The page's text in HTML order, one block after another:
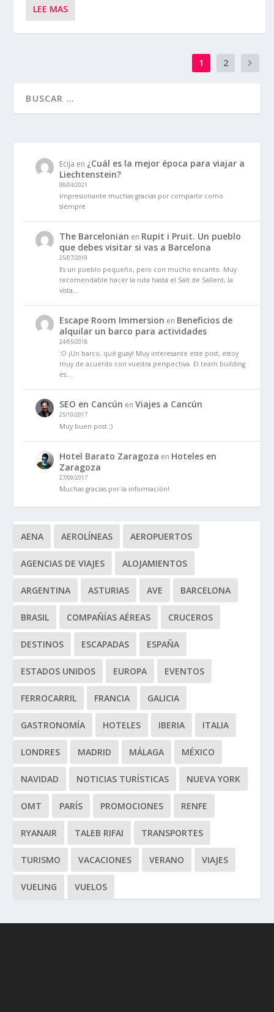
LEE MAS
1 2
Ecija en ¿Cuál es la mejor época para viajar a
Liechtenstein?
08/04/2021
Impresionante muchas gracias por compartir como
siempre
The Barcelonian en Rupit i Pruit. Un pueblo
que debes visitar si vas a Barcelona
25/07/2019
Es un pueblo pequeño, pero con mucho encanto. Muy
recomendable hacer la ruta hasta el Salt de Sallent, la
vista…
Escape Room Immersion en Beneficios de
alquilar un barco para actividades
24/05/2018
:O ¡Un barco, qué guay! Muy interesante este post, estoy
muy de acuerdo con vuestra perspectiva. El team building
es…
SEO en Cancún enViajes a Cancún
25/10/2017
Muy buen post ;)
Hotel Barato Zaragoza en Hoteles en
Zaragoza
27/09/2017
Muchas gracias por la información!
AENA AEROLÍNEAS AEROPUERTOS
AGENCIAS DE VIAJES ALOJAMIENTOS
ARGENTINA ASTURIAS AVE BARCELONA
BRASIL COMPAÑÍAS AÉREAS CRUCEROS
DESTINOS ESCAPADAS ESPAÑA
ESTADOS UNIDOS EUROPA EVENTOS
FERROCARRIL FRANCIA GALICIA
GASTRONOMÍA HOTELES IBERIA ITALIA
LONDRES MADRID MÁLAGA MÉXICO
NAVIDAD NOTICIAS TURÍSTICAS NUEVA YORK
OMT PARÍS PROMOCIONES RENFE
RYANAIR TALEB RIFAI TRANSPORTES
TURISMO VACACIONES VERANO VIAJES
VUELING VUELOS